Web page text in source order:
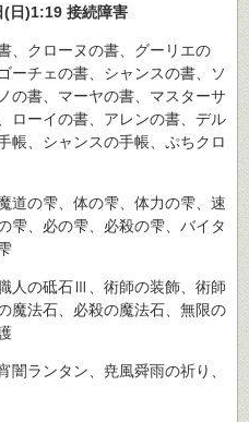
日)1:19 接続障害
、クローヌの書、グーリエの
ーチェの書、シャンスの書、ソ
の書、マーヤの書、マスターサ
ローイの書、アレンの書、デル
帳、シャンスの手帳、ぷちクロ
道の雫、体の雫、体力の雫、速
雫、必の雫、必殺の雫、バイタ
人の砥石Ⅲ、術師の装飾、術師
法石、必殺の魔法石、無限の
闇ランタン、尭風舜雨の祈り、